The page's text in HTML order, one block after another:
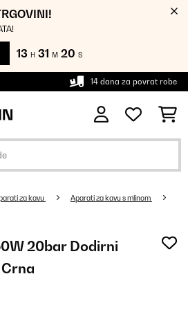
13 H 31 M 20 S
14 dana za povrat robe
za kavu Aparati za kavu s mlinom
20bar Dodirni